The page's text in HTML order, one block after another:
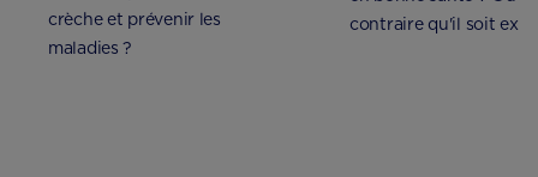
crèche et prévenir les
maladies ?
contraire qu'il soit